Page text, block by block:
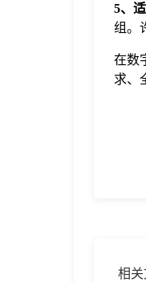
5、
组。
在数
求、
相